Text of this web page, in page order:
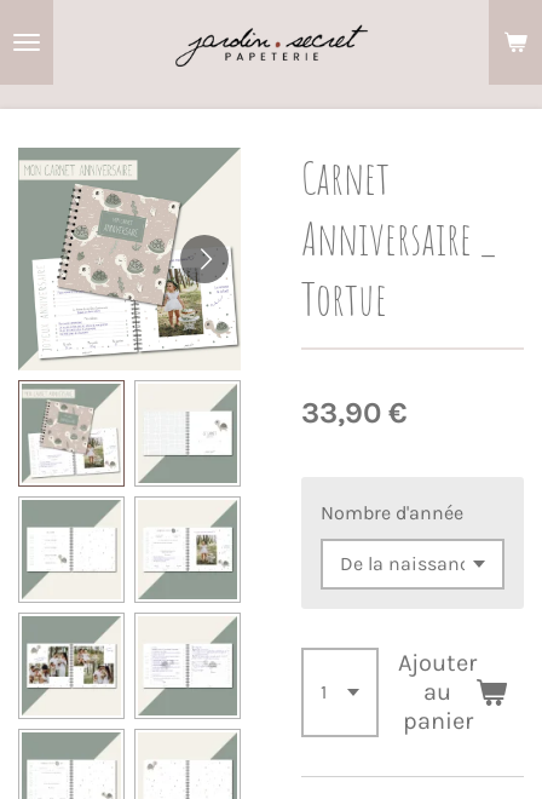
Carnet
Anniversaire _
Tortue
33,90 €
Nombre d'année
Ajouter
au
panier